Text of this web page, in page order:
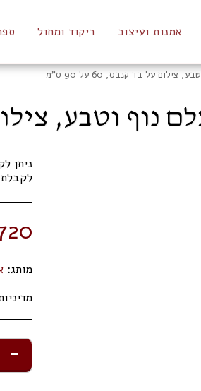
אמנות ועיצוב ריקוד ומחול
על בד קנבס, 60 על 90 ס"מ
וטבע, צילום על בד
לקבלת
מותג: